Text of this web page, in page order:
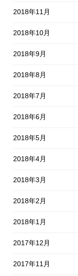
2018年11月
2018年10月
2018年9月
2018年8月
2018年7月
2018年6月
2018年5月
2018年4月
2018年3月
2018年2月
2018年1月
2017年12月
2017年11月